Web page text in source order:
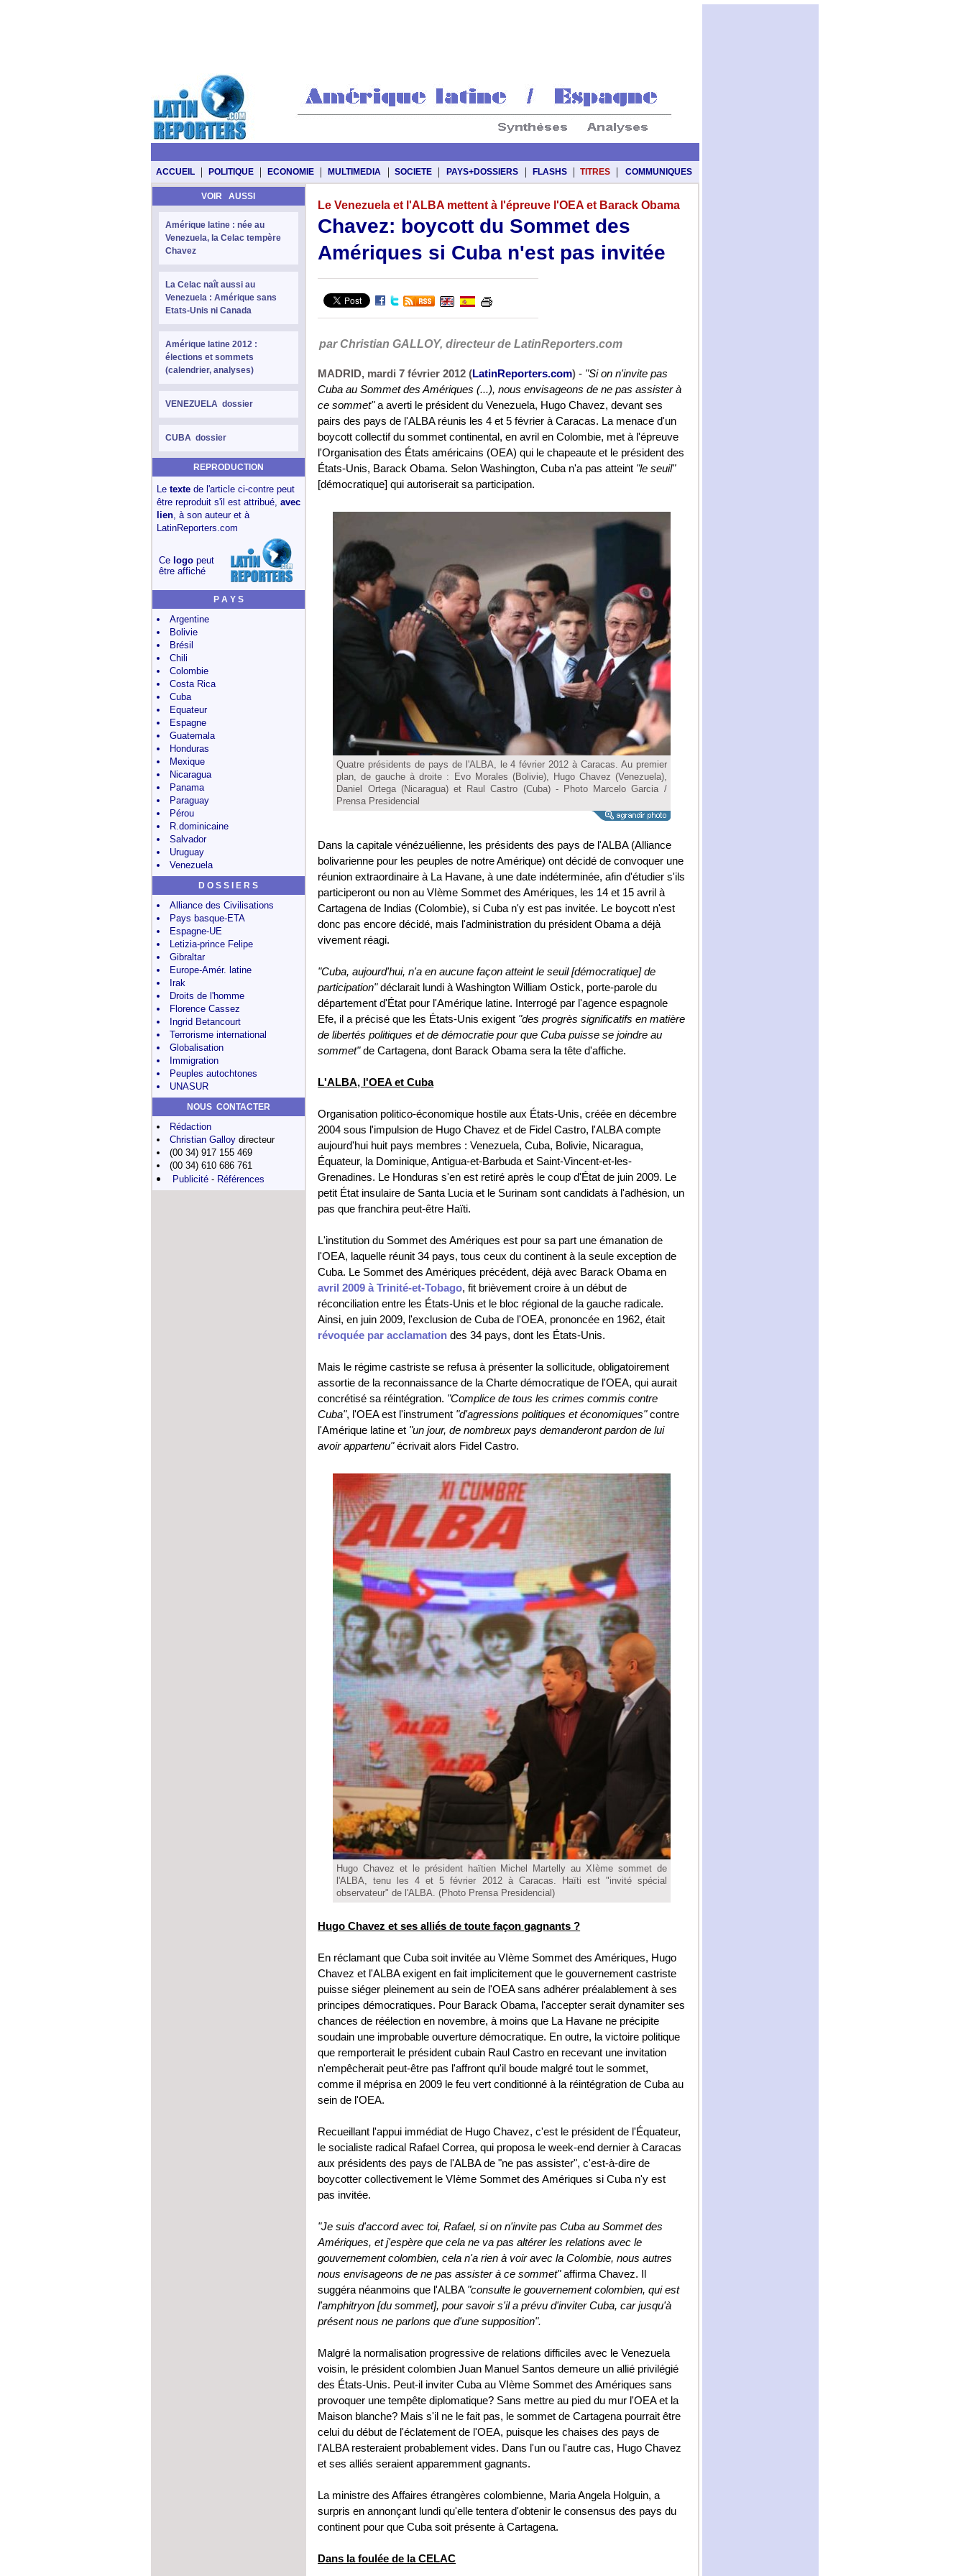
ACCUEIL | POLITIQUE | ECONOMIE | MULTIMEDIA | SOCIETE | PAYS+DOSSIERS | FLASHS | TITRES | COMMUNIQUES
Le Venezuela et l'ALBA mettent à l'épreuve l'OEA et Barack Obama
Chavez: boycott du Sommet des
Amériques si Cuba n'est pas invitée
par Christian GALLOY, directeur de LatinReporters.com
MADRID, mardi 7 février 2012 (LatinReporters.com) - "Si on n'invite pas
Cuba au Sommet des Amériques (...), nous envisageons de ne pas assister à
ce sommet"a averti le président du Venezuela, Hugo Chavez, devant ses
pairs des pays de l'ALBA réunis les 4 et 5 février à Caracas. La menace d'un
boycott collectif du sommet continental, en avril en Colombie, met à l'épreuve
l'Organisation des États américains (OEA) qui le chapeaute et le président des
États-Unis, Barack Obama. Selon Washington, Cuba n'a pas atteint "le seuil"
[démocratique] qui autoriserait sa participation.
Quatre présidents de pays de l'ALBA, le 4 février 2012 à Caracas. Au premier
plan, de gauche à droite : Evo Morales (Bolivie), Hugo Chavez (Venezuela),
Daniel Ortega (Nicaragua) et Raul Castro (Cuba) - Photo Marcelo Garcia /
Prensa Presidencial
Dans la capitale vénézuélienne, les présidents des pays de l'ALBA (Alliance
bolivarienne pour les peuples de notre Amérique) ont décidé de convoquer une
réunion extraordinaire à La Havane, à une date indéterminée, afin d'étudier s'ils
participeront ou non au VIème Sommet des Amériques, les 14 et 15 avril à
Cartagena de Indias (Colombie), si Cuba n'y est pas invitée. Le boycott n'est
donc pas encore décidé, mais l'administration du président Obama a déjà
vivement réagi.
"Cuba, aujourd'hui, n'a en aucune façon atteint le seuil [démocratique] de
participation"déclarait lundi à Washington William Ostick, porte-parole du
département d'État pour l'Amérique latine. Interrogé par l'agence espagnole
Efe, il a précisé que les États-Unis exigent "des progrès significatifs en matière
de libertés politiques et de démocratie pour que Cuba puisse se joindre au
sommet"de Cartagena, dont Barack Obama sera la tête d'affiche.
L'ALBA, l'OEA et Cuba
Organisation politico-économique hostile aux États-Unis, créée en décembre
2004 sous l'impulsion de Hugo Chavez et de Fidel Castro, l'ALBA compte
aujourd'hui huit pays membres : Venezuela, Cuba, Bolivie, Nicaragua,
Équateur, la Dominique, Antigua-et-Barbuda et Saint-Vincent-et-les-
Grenadines. Le Honduras s'en est retiré après le coup d'État de juin 2009. Le
petit État insulaire de Santa Lucia et le Surinam sont candidats à l'adhésion, un
pas que franchira peut-être Haïti.
L'institution du Sommet des Amériques est pour sa part une émanation de
l'OEA, laquelle réunit 34 pays, tous ceux du continent à la seule exception de
Cuba. Le Sommet des Amériques précédent, déjà avec Barack Obama en
avril 2009 à Trinité-et-Tobago, fit brièvement croire à un début de
réconciliation entre les États-Unis et le bloc régional de la gauche radicale.
Ainsi, en juin 2009, l'exclusion de Cuba de l'OEA, prononcée en 1962, était
révoquée par acclamation des 34 pays, dont les États-Unis.
Mais le régime castriste se refusa à présenter la sollicitude, obligatoirement
assortie de la reconnaissance de la Charte démocratique de l'OEA, qui aurait
concrétisé sa réintégration. "Complice de tous les crimes commis contre
Cuba", l'OEA est l'instrument "d'agressions politiques et économiques"contre
l'Amérique latine et "un jour, de nombreux pays demanderont pardon de lui
avoir appartenu"écrivait alors Fidel Castro.
Hugo Chavez et le président haïtien Michel Martelly au XIème sommet de
l'ALBA, tenu les 4 et 5 février 2012 à Caracas. Haïti est "invité spécial
observateur" de l'ALBA. (Photo Prensa Presidencial)
Hugo Chavez et ses alliés de toute façon gagnants ?
En réclamant que Cuba soit invitée au VIème Sommet des Amériques, Hugo
Chavez et l'ALBA exigent en fait implicitement que le gouvernement castriste
puisse siéger pleinement au sein de l'OEA sans adhérer préalablement à ses
principes démocratiques. Pour Barack Obama, l'accepter serait dynamiter ses
chances de réélection en novembre, à moins que La Havane ne précipite
soudain une improbable ouverture démocratique. En outre, la victoire politique
que remporterait le président cubain Raul Castro en recevant une invitation
n'empêcherait peut-être pas l'affront qu'il boude malgré tout le sommet,
comme il méprisa en 2009 le feu vert conditionné à la réintégration de Cuba au
sein de l'OEA.
Recueillant l'appui immédiat de Hugo Chavez, c'est le président de l'Équateur,
le socialiste radical Rafael Correa, qui proposa le week-end dernier à Caracas
aux présidents des pays de l'ALBA de "ne pas assister", c'est-à-dire de
boycotter collectivement le VIème Sommet des Amériques si Cuba n'y est
pas invitée.
"Je suis d'accord avec toi, Rafael, si on n'invite pas Cuba au Sommet des
Amériques, et j'espère que cela ne va pas altérer les relations avec le
gouvernement colombien, cela n'a rien à voir avec la Colombie, nous autres
nous envisageons de ne pas assister à ce sommet"affirma Chavez. Il
suggéra néanmoins que l'ALBA "consulte le gouvernement colombien, qui est
l'amphitryon [du sommet], pour savoir s'il a prévu d'inviter Cuba, car jusqu'à
présent nous ne parlons que d'une supposition".
Malgré la normalisation progressive de relations difficiles avec le Venezuela
voisin, le président colombien Juan Manuel Santos demeure un allié privilégié
des États-Unis. Peut-il inviter Cuba au VIème Sommet des Amériques sans
provoquer une tempête diplomatique? Sans mettre au pied du mur l'OEA et la
Maison blanche? Mais s'il ne le fait pas, le sommet de Cartagena pourrait être
celui du début de l'éclatement de l'OEA, puisque les chaises des pays de
l'ALBA resteraient probablement vides. Dans l'un ou l'autre cas, Hugo Chavez
et ses alliés seraient apparemment gagnants.
La ministre des Affaires étrangères colombienne, Maria Angela Holguin, a
surpris en annonçant lundi qu'elle tentera d'obtenir le consensus des pays du
continent pour que Cuba soit présente à Cartagena.
Dans la foulée de la CELAC
VOIR AUSSI
Amérique latine : née au
Venezuela, la Celac tempère
Chavez
La Celac naît aussi au
Venezuela : Amérique sans
Etats-Unis ni Canada
Amérique latine 2012 :
élections et sommets
(calendrier, analyses)
VENEZUELA dossier
CUBA dossier
REPRODUCTION
Le textede l'article ci-contre peut
être reproduit s'il est attribué, avec
lien, à son auteur et à
LatinReporters.com
Ce logopeut
être affiché
P A Y S
Argentine
Bolivie
Brésil
Chili
Colombie
Costa Rica
Cuba
Equateur
Espagne
Guatemala
Honduras
Mexique
Nicaragua
Panama
Paraguay
Pérou
R.dominicaine
Salvador
Uruguay
Venezuela
D O S S I E R S
Alliance des Civilisations
Pays basque-ETA
Espagne-UE
Letizia-prince Felipe
Gibraltar
Europe-Amér. latine
Irak
Droits de l'homme
Florence Cassez
Ingrid Betancourt
Terrorisme international
Globalisation
Immigration
Peuples autochtones
UNASUR
NOUS CONTACTER
Rédaction
Christian Galloydirecteur
(00 34) 917 155 469
(00 34) 610 686 761
Publicité- Références